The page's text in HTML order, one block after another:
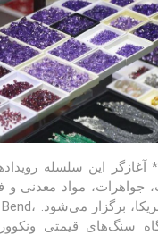
آغازگر این سلسله